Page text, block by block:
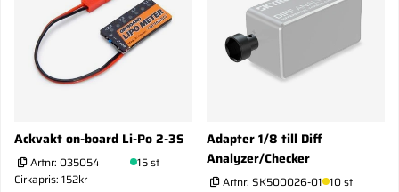
Ackvakt on-board Li-Po 2-3S
Artnr: 035054
15 st
Cirkapris: 152kr
Adapter 1/8 till Diff
Analyzer/Checker
Artnr: SK500026-01 10 st